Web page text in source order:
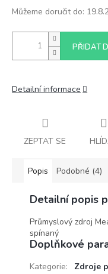
Můžeme doručit do:
PŘIDAT
Detailní informace
ZEPTAT SE
Popis Podobné (4)
Detailní popis
Průmyslový zdroj
spínaný
Doplňkové
Kategorie:
Zdroje